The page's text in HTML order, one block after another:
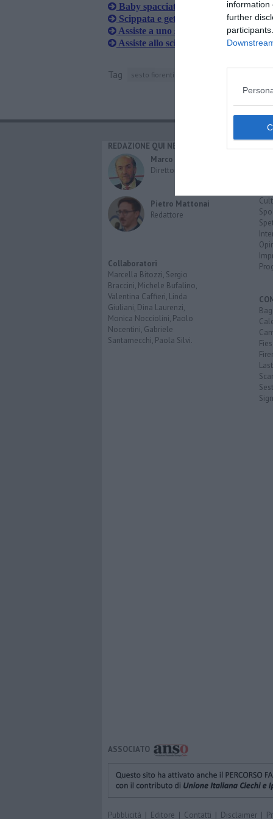
information
further
Baby spacciatori a domicilio
Scippata e gettata a terra a due
Assiste a uno scippo e blocca la ladra
Assiste allo scippo e insegue il ladro
Tag sesto fiorentino
REDAZIONE QUI NEWS
Marco Migli
Direttore Responsabile
Pietro Mattonai
Redattore
Collaboratori
Marcella Bitozzi, Sergio
Braccini, Michele Bufalino,
Valentina Caffieri, Linda
Giuliani, Dina Laurenzi,
Monica Nocciolini, Paolo
Nocentini, Gabriele
Santarnecchi, Paola Silvi.
ASSOCIATO
Pubblicità | Editore | Contatti | Disclaimer |